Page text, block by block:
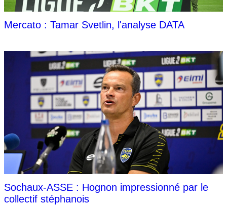
Mercato : Tamar Svetlin, l'analyse DATA
Sochaux-ASSE : Hognon impressionné par le
collectif stéphanois